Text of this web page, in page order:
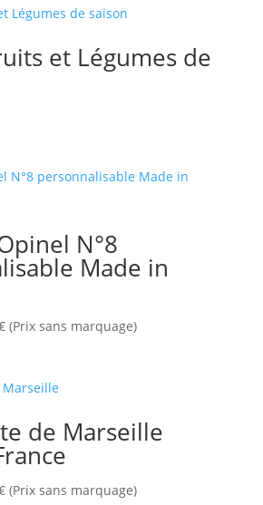
et Légumes de
N°8
Made in
(Prix sans marquage)
de Marseille
(Prix sans marquage)